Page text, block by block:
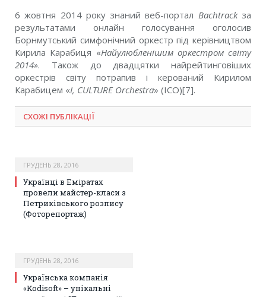
6 жовтня 2014 року знаний веб-портал Bachtrackза
результатами онлайн голосування оголосив
Борнмутський симфонічний оркестр під керівництвом
Кирила Карабиця «Найулюбленішим оркестром світу
2014». Також до двадцятки найрейтинговіших
оркестрів світу потрапив і керований Кирилом
Карабицем «I, CULTURE Orchestra» (ICO)[7].
СХОЖІ ПУБЛІКАЦІЇ
ГРУДЕНЬ 28, 2016
Українці в Еміратах
провели майстер-класи з
Петриківського розпису
(Фоторепортаж)
ГРУДЕНЬ 28, 2016
Українська компанія
«Kodisoft» – унікальні